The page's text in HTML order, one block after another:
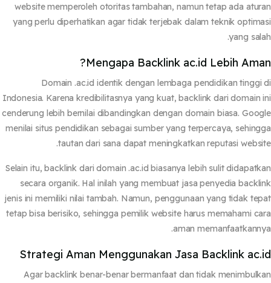
website memperoleh otoritas tambahan, namun tetap ada
yang perlu diperhatikan agar tidak terjebak dalam teknik
yang
Mengapa Backlink ac.id Lebih
Domain.ac.ididentik dengan lembaga pendidikan
Indonesia. Karena kredibilitasnya yang kuat, backlink dari domain
cenderung lebih bernilai dibandingkan dengan domain biasa.
menilai situs pendidikan sebagai sumber yang terpercaya,
tautan dari sana dapat meningkatkan reputasi
Selain itu, backlink dari domain.ac.idbiasanya lebih sulit
secara organik. Hal inilah yang membuat jasa penyedia
jenis ini memiliki nilai tambah. Namun, penggunaan yang tidak
tetap bisa berisiko, sehingga pemilik website harus memahami
aman
Strategi Aman Menggunakan Jasa Backlink
Agar backlink benar-benar bermanfaat dan tidak